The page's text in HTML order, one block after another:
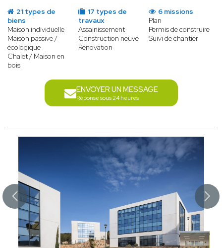
21 types de
biens
Maison individuelle
Maison passive /
écologique
Chalet / Maison en
bois
17 types de
travaux
Assainissement
Construction neuve
Rénovation
6 missions
Plan
Permis de construire
Suivi de chantier
ENVOYER UN MESSAGE
Réponse sous 24 heures